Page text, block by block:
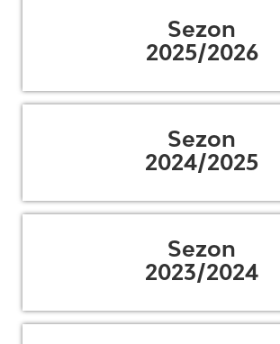
Sezon
2025/2026
Sezon
2024/2025
Sezon
2023/2024